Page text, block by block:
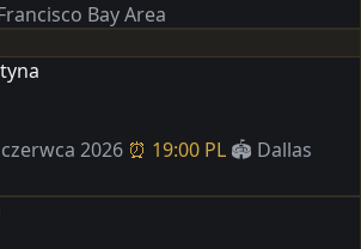
Bay Area
2026 ⏰ 19:00 PL 🏟️ Dallas